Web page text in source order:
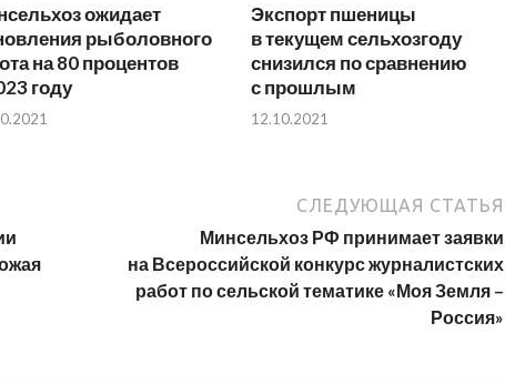
ожидает
рыболовного
на 80 процентов
году
Экспорт пшеницы
в текущем сельхозгоду
снизился по сравнению
с прошлым
12.10.2021
СЛЕДУЮЩАЯ СТАТЬЯ
Минсельхоз РФ принимает заявки
на Всероссийской конкурс журналистских
работ по сельской тематике «Моя Земля –
Россия»